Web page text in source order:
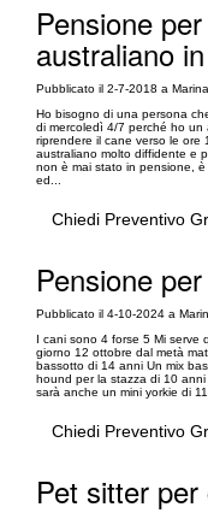
Pensione
australiano
Pubblicato il 2-7-2018 a
Ho bisogno di una persona
di mercoledì 4/7 perché ho
riprendere il cane verso le
australiano molto diffidente e
non è mai stato in pensione,
ed...
Chiedi Preventivo
Pensione
Pubblicato il 4-10-2024 a
I cani sono 4 forse 5 Mi serve
giorno 12 ottobre dal metà
bassotto di 14 anni Un mix
hound per la stazza di 10
sarà anche un mini yorkie di
Chiedi Preventivo
Pet sitter per